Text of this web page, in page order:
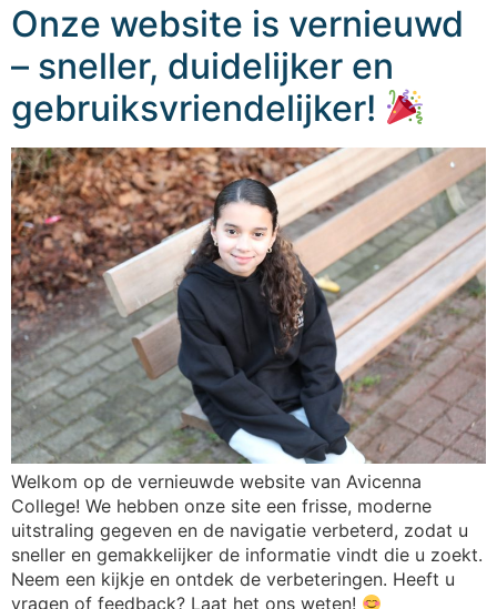
Onze website is vernieuwd
– sneller, duidelijker en
gebruiksvriendelijker!
Welkom op de vernieuwde website van Avicenna
College! We hebben onze site een frisse, moderne
uitstraling gegeven en de navigatie verbeterd, zodat u
sneller en gemakkelijker de informatie vindt die u zoekt.
Neem een kijkje en ontdek de verbeteringen. Heeft u
vragen of feedback? Laat het ons weten!